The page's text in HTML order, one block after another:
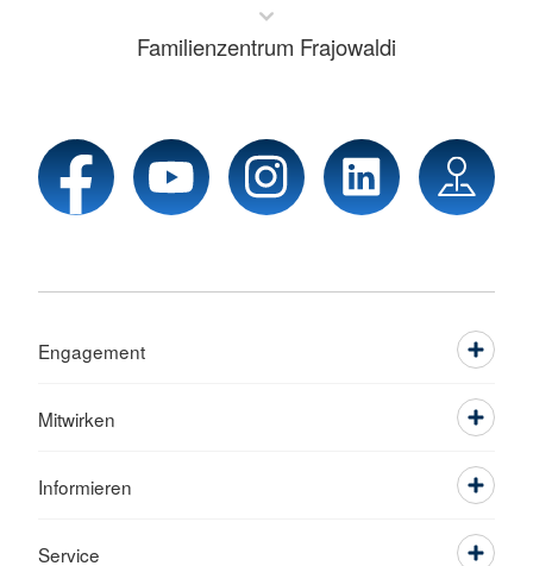
Familienzentrum Frajowaldi
Engagement
Mitwirken
Informieren
Service